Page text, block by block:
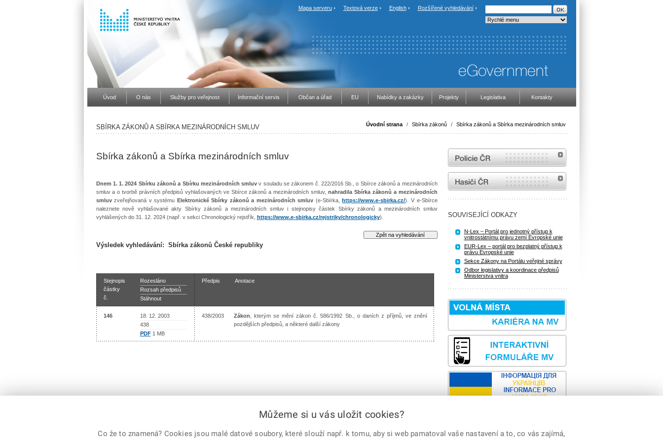
Mapa serveru Textová verze English Rozšířené vyhledávání
Úvod O nás Služby pro veřejnost Informační servis Občan a úřad EU Nabídky a zakázky Projekty Legislativa Kontakty
Úvodní strana / Sbírka zákonů / Sbírka zákonů a Sbírka mezinárodních smluv
SBÍRKA ZÁKONŮ A SBÍRKA MEZINÁRODNÍCH SMLUV
Sbírka zákonů a Sbírka mezinárodních smluv
Dnem 1. 1. 2024 Sbírku zákonů a Sbírku mezinárodních smluv v souladu se zákonem č. 222/2016 Sb., o Sbírce zákonů a mezinárodních
smluv a o tvorbě právních předpisů vyhlašovaných ve Sbírce zákonů a mezinárodních smluv, nahradila Sbírka zákonů a mezinárodních
smluvzveřejňovaná v systému Elektronické Sbírky zákonů a mezinárodních smluv (e-Sbírka,https://www.e-sbirka.cz/). V e-Sbírce
naleznete nově vyhlašované akty Sbírky zákonů a mezinárodních smluv i stejnopisy částek Sbírky zákonů a mezinárodních smluv
vyhlášených do 31. 12. 2024 (např. v sekci Chronologický rejstřík, https://www.e-sbirka.cz/rejstriky/chronologicky).
Výsledek vyhledávání: Sbírka zákonů České republiky
Stejnopis
částky
č.
Rozesláno
Rozsah předpisů
Stáhnout
Předpis Anotace
146
18. 12. 2003
438
PDF1 MB
438/2003 Zákon , kterým se mění zákon č. 586/1992 Sb., o daních z příjmů, ve znění
pozdějších předpisů, a některé další zákony
internetové stránky Policie ČR
internetové stránky Hasiči ČR
SOUVISEJÍCÍ ODKAZY
N-Lex – Portál pro jednotný přístup k
vnitrostátnímu právu zemí Evropské unie
EUR-Lex – portál pro bezplatný přístup k
právu Evropské unie
Sekce Zákony na Portálu veřejné správy
Odbor legislativy a koordinace předpisů
Ministerstva vnitra
Můžeme si u vás uložit cookies?
Co že to znamená? Cookies jsou malé datové soubory, které slouží např. k tomu, aby si web pamatoval vaše nastavení a to, co vás zajímá,